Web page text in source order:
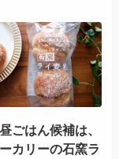
ごはん候補は、
カリーの石窯ラ